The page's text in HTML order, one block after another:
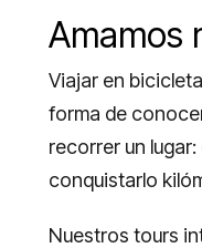
Amamos
Viajar en
forma de
recorrer un
conquistarlo
Nuestros tours